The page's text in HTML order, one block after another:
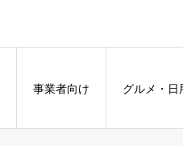
事業者向け グルメ・日